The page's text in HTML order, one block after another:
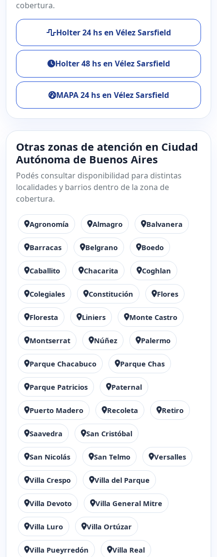
cobertura.
Holter 24 hs en Vélez Sarsfield
Holter 48 hs en Vélez Sarsfield
MAPA 24 hs en Vélez Sarsfield
Otras zonas de atención en Ciudad
Autónoma de Buenos Aires
Podés consultar disponibilidad para distintas
localidades y barrios dentro de la zona de
cobertura.
Agronomía Almagro Balvanera
Barracas Belgrano Boedo
Caballito Chacarita Coghlan
Colegiales Constitución Flores
Floresta Liniers Monte Castro
Montserrat Núñez Palermo
Parque Chacabuco Parque Chas
Parque Patricios Paternal
Puerto Madero Recoleta Retiro
Saavedra San Cristóbal
San Nicolás San Telmo Versalles
Villa Crespo Villa del Parque
Villa Devoto Villa General Mitre
Villa Luro Villa Ortúzar
Villa Pueyrredón Villa Real